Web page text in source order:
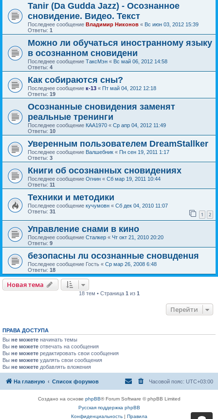
Tanir (Da Gudda Jazz) - Осознанное
сновидение. Видео. Текст
Последнее сообщение Владимир Никонов « Вс июн 03, 2012 15:39
Ответы: 1
Можно ли обучаться иностранному языку
в осознанном сновидени
Последнее сообщение ТаксМэн « Вс май 06, 2012 14:58
Ответы: 4
Как собираются сны?
Последнее сообщение к-13 « Пт май 04, 2012 12:18
Ответы: 19
Осознанные сновидения заменят
реальные тренинги
Последнее сообщение КАА1970 « Ср апр 04, 2012 11:49
Ответы: 10
Уверенным пользователем DreamStallker
Последнее сообщение Валшебник « Пн сен 19, 2011 1:17
Ответы: 3
Книги об осознанных сновидениях
Последнее сообщение Огнин « Сб мар 19, 2011 10:44
Ответы: 11
Техники и методики
Последнее сообщение кучумовн « Сб дек 04, 2010 11:07
Ответы: 31 1 2
Управление снами в кино
Последнее сообщение Сталкер « Чт окт 21, 2010 20:20
Ответы: 9
безопасны лu осознанные сновuденuя
Последнее сообщение Гость « Ср мар 26, 2008 6:48
Ответы: 18
Новая тема
18 тем • Страница 1 из 1
Перейти
ПРАВА ДОСТУПА
Вы не можете начинать темы
Вы не можете отвечать на сообщения
Вы не можете редактировать свои сообщения
Вы не можете удалять свои сообщения
Вы не можете добавлять вложения
На главную Список форумов Часовой пояс: UTC+03:00
Создано на основе phpBB® Forum Software © phpBB Limited
Русская поддержка phpBB
Конфиденциальность| Правила